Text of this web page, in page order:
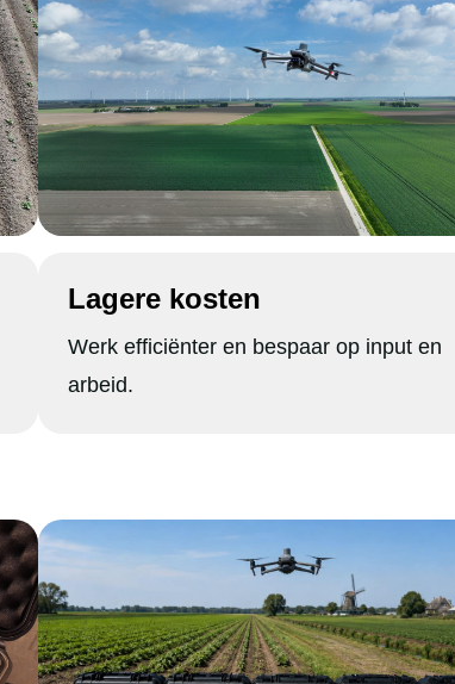
Lagere kosten
Werk efficiënter en bespaar op input en
arbeid.